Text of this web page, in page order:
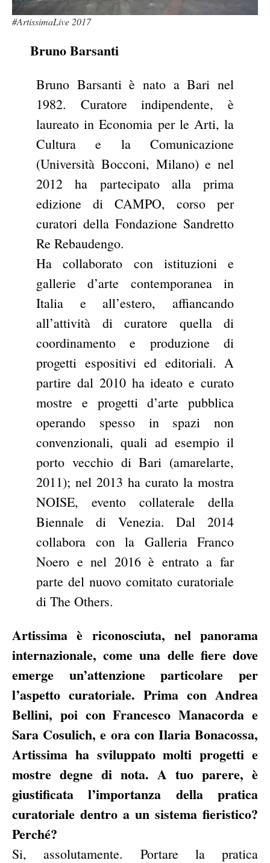
#ArtissimaLive 2017
Bruno Barsanti
Bruno Barsanti è nato a Bari nel
1982. Curatore indipendente, è
laureato in Economia per le Arti, la
Cultura e la Comunicazione
(Università Bocconi, Milano) e nel
2012 ha partecipato alla prima
edizione di CAMPO, corso per
curatori della Fondazione Sandretto
Re Rebaudengo.
Ha collaborato con istituzioni e
gallerie d’arte contemporanea in
Italia e all’estero, affiancando
all’attività di curatore quella di
coordinamento e produzione di
progetti espositivi ed editoriali. A
partire dal 2010 ha ideato e curato
mostre e progetti d’arte pubblica
operando spesso in spazi non
convenzionali, quali ad esempio il
porto vecchio di Bari (amarelarte,
2011); nel 2013 ha curato la mostra
NOISE, evento collaterale della
Biennale di Venezia. Dal 2014
collabora con la Galleria Franco
Noero e nel 2016 è entrato a far
parte del nuovo comitato curatoriale
di The Others.
Artissima è riconosciuta, nel panorama
internazionale, come una delle fiere dove
emerge un’attenzione particolare per
l’aspetto curatoriale. Prima con Andrea
Bellini, poi con Francesco Manacorda e
Sara Cosulich, e ora con Ilaria Bonacossa,
Artissima ha sviluppato molti progetti e
mostre degne di nota. A tuo parere, è
giustificata l’importanza della pratica
curatoriale dentro a un sistema fieristico?
Perché?
Si, assolutamente. Portare la pratica